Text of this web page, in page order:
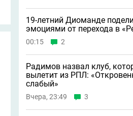
19-летний Диоманде
эмоциями от перехода в
00:15 2
Радимов назвал клуб,
вылетит из РПЛ:
слабый»
Вчера, 23:49 3